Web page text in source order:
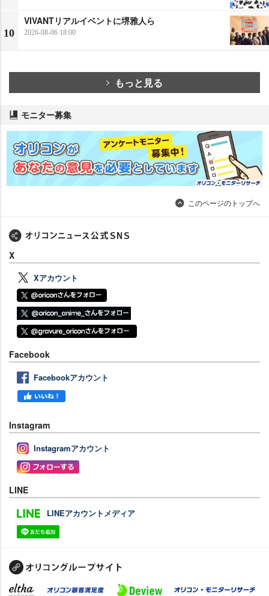
10
VIVANTリアルイベントに堺雅人ら
2026-08-06 18:00
もっと見る
モニター募集
このページのトップへ
X
Xアカウント
Facebook
Facebookアカウント
Instagram
Instagramアカウント
LINE
LINEアカウントメディア